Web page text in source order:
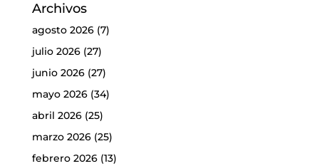
Archivos
agosto 2026(7)
julio 2026(27)
junio 2026(27)
mayo 2026(34)
abril 2026(25)
marzo 2026(25)
febrero 2026(13)